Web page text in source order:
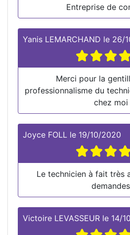
Entreprise de
Yanis LEMARCHAND le 26/
Merci pour la
professionnalisme du
chez moi
Joyce FOLL le 19/10/2020
Le technicien à fait très
demandes
Victoire LEVASSEUR le 14/